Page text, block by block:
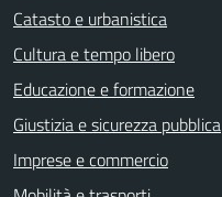
Catasto e urbanistica
Cultura e tempo libero
Educazione e formazione
Giustizia e sicurezza pubblica
Imprese e commercio